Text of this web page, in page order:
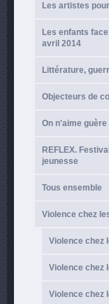
Les artistes
Les enfants
avril 2014
Littérature,
Objecteurs de
On n'aime
REFLEX.
jeunesse
Tous ensemble
Violence chez
Violence chez
Violence chez
Violence chez